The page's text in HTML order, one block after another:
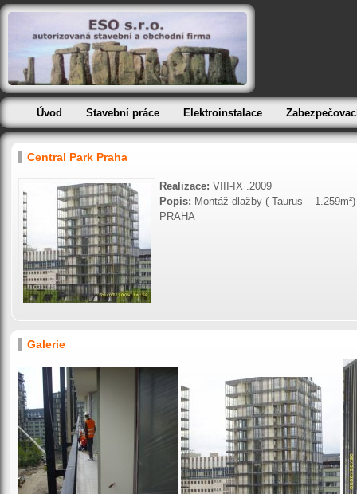
Úvod Stavební práce Elektroinstalace
Central Park Praha
Realizace: VIII-IX .2009
Popis: Montáž dlažby ( Taurus –
PRAHA
Galerie